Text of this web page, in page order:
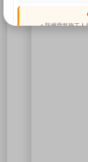
✔ 防爆電氣施工人
📍
祐昕技術股份
🚄 建議搭
🚘 停車位有限
🌱 大眾運輸